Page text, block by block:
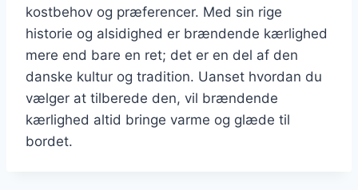
kostbehov og præferencer. Med sin rige
historie og alsidighed er brændende kærlighed
mere end bare en ret; det er en del af den
danske kultur og tradition. Uanset hvordan du
vælger at tilberede den, vil brændende
kærlighed altid bringe varme og glæde til
bordet.